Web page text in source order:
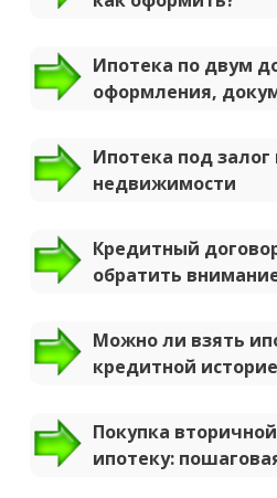
Ипотека по двум
оформления,
Ипотека под
недвижимости
Кредитный
обратить
Можно ли взять
кредитной
Покупка
ипотеку: